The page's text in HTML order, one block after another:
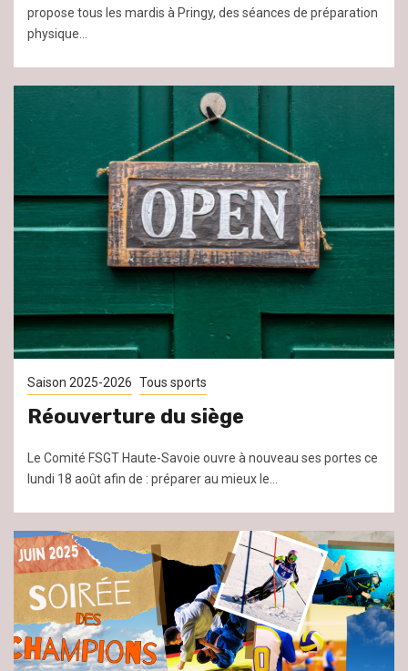
propose tous les mardis à Pringy, des séances de préparation
physique...
Saison 2025-2026 Tous sports
Réouverture du siège
Le Comité FSGT Haute-Savoie ouvre à nouveau ses portes ce
lundi 18 août afin de : préparer au mieux le...